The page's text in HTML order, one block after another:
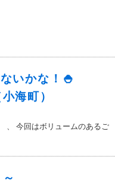
いかな！🍚
海町）
、 今回はボリュームのあるご